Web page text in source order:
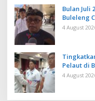
Bulan Juli
Buleleng
4 August
Pelaut di
4 August